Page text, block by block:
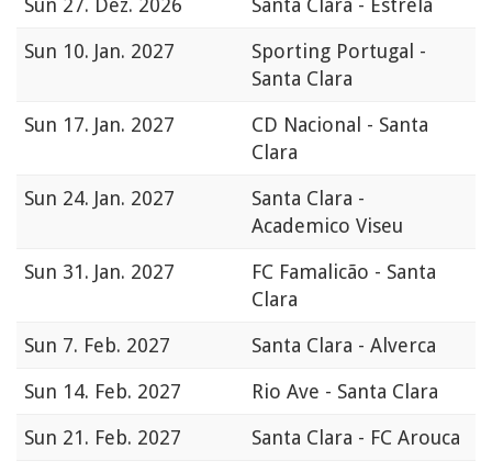
Sun 27. Dez. 2026
Santa Clara - Estrela
Sun 10. Jan. 2027
Sporting Portugal -
Santa Clara
Sun 17. Jan. 2027
CD Nacional - Santa
Clara
Sun 24. Jan. 2027
Santa Clara -
Academico Viseu
Sun 31. Jan. 2027
FC Famalicão - Santa
Clara
Sun 7. Feb. 2027
Santa Clara - Alverca
Sun 14. Feb. 2027
Rio Ave - Santa Clara
Sun 21. Feb. 2027
Santa Clara - FC Arouca